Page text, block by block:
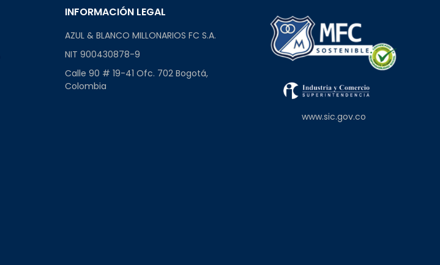
INFORMACIÓN LEGAL
AZUL & BLANCO MILLONARIOS FC S.A.
NIT 900430878-9
Calle 90 # 19-41 Ofc. 702 Bogotá,
Colombia
www.sic.gov.co